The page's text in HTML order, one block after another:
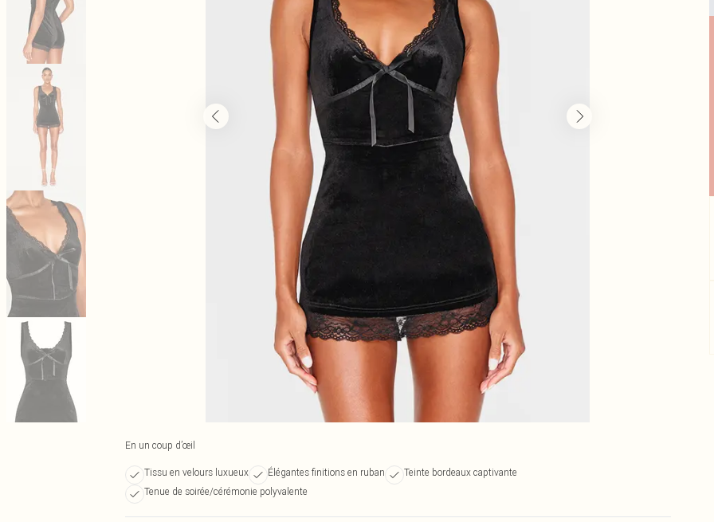
En un coup d’œil
Tissu en velours luxueux Élégantes finitions en ruban
Teinte bordeaux captivante
Tenue de soirée/cérémonie polyvalente